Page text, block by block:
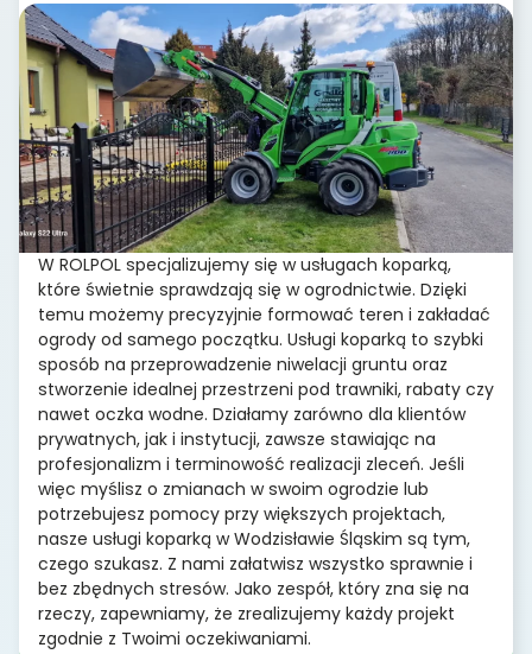
W ROLPOL specjalizujemy się w usługach koparką,
które świetnie sprawdzają się w ogrodnictwie. Dzięki
temu możemy precyzyjnie formować teren i zakładać
ogrody od samego początku. Usługi koparką to szybki
sposób na przeprowadzenie niwelacji gruntu oraz
stworzenie idealnej przestrzeni pod trawniki, rabaty czy
nawet oczka wodne. Działamy zarówno dla klientów
prywatnych, jak i instytucji, zawsze stawiając na
profesjonalizm i terminowość realizacji zleceń. Jeśli
więc myślisz o zmianach w swoim ogrodzie lub
potrzebujesz pomocy przy większych projektach,
nasze usługi koparką w Wodzisławie Śląskim są tym,
czego szukasz. Z nami załatwisz wszystko sprawnie i
bez zbędnych stresów. Jako zespół, który zna się na
rzeczy, zapewniamy, że zrealizujemy każdy projekt
zgodnie z Twoimi oczekiwaniami.